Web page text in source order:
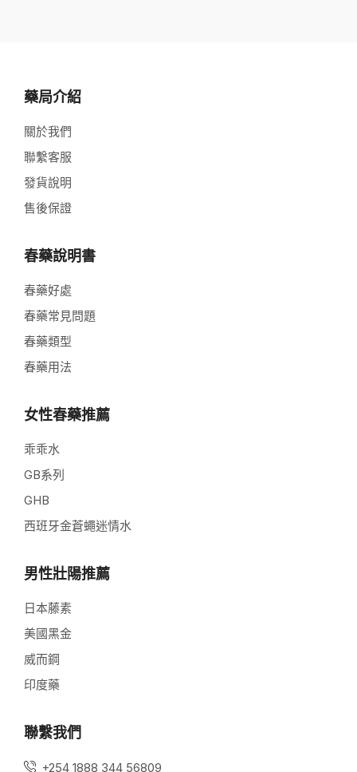
藥局介紹
關於我們
聯繫客服
發貨說明
售後保證
春藥說明書
春藥好處
春藥常見問題
春藥類型
春藥用法
女性春藥推薦
乖乖水
GB系列
GHB
西班牙金蒼蠅迷情水
男性壯陽推薦
日本藤素
美國黑金
威而鋼
印度藥
聯繫我們
+254 1888 344 56809